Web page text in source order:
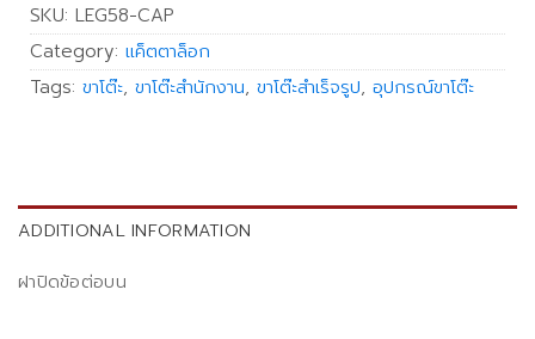
SKU: LEG58-CAP
Category: แค็ตตาล็อก
Tags: ขาโต๊ะ, ขาโต๊ะสำนักงาน, ขาโต๊ะสำเร็จรูป, อุปกรณ์ขาโต๊ะ
ADDITIONAL INFORMATION
ฝาปิดข้อต่อบน